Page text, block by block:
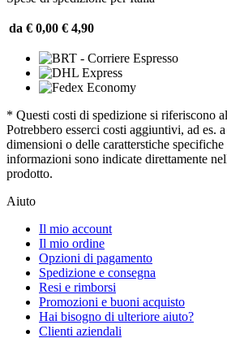
da € 0,00 € 4,90
* Questi costi di spedizione si riferiscono
Potrebbero esserci costi aggiuntivi, ad es.
dimensioni o delle caratterstiche
informazioni sono indicate direttamente
prodotto.
Aiuto
Il mio account
Il mio ordine
Opzioni di pagamento
Spedizione e consegna
Resi e rimborsi
Promozioni e buoni acquisto
Hai bisogno di ulteriore aiuto?
Clienti aziendali